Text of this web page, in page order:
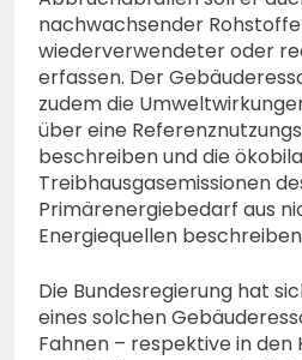
nachwachsender
wiederverwendeter oder
erfassen. Der
zudem die
über eine
beschreiben und die
Treibhausgasemissionen
Primärenergiebedarf aus
Energiequellen
Die Bundesregierung hat
eines solchen
Fahnen – respektive in